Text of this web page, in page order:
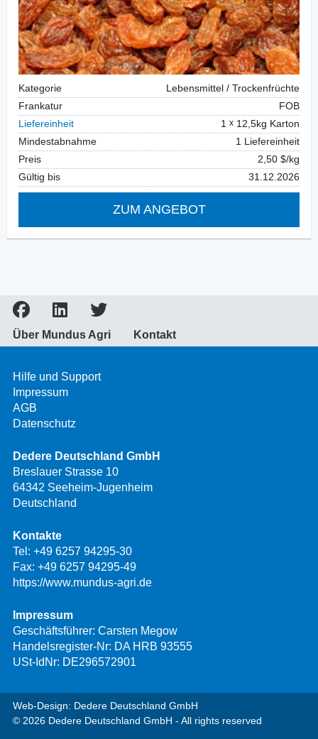
Kategorie
Lebensmittel / Trockenfrüchte
Frankatur
FOB
Liefereinheit
1
12,5kg Karton
Mindestabnahme
1 Liefereinheit
Preis
2,50 $/kg
Gültig bis
31.12.2026
ZUM ANGEBOT
Über Mundus Agri Kontakt
Hilfe und Support
Impressum
AGB
Datenschutz
Dedere Deutschland GmbH
Breslauer Strasse 10
64342 Seeheim-Jugenheim
Deutschland
Kontakte
Tel: +49 6257 94295-30
Fax: +49 6257 94295-49
https://www.mundus-agri.de
Impressum
Geschäftsführer: Carsten Megow
Handelsregister-Nr: DA HRB 93555
USt-IdNr: DE296572901
Web-Design: Dedere Deutschland GmbH
© 2026 Dedere Deutschland GmbH - All rights reserved